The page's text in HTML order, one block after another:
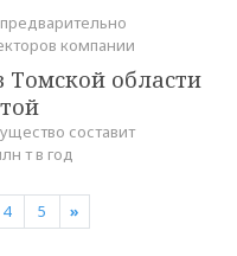
компании
области
составит
т в год
4 5 »